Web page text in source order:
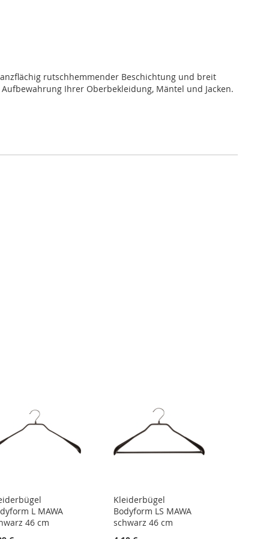
rutschhemmender Beschichtung und breit
Ihrer Oberbekleidung, Mäntel und Jacken.
L MAWA
46 cm
Kleiderbügel
Bodyform LS MAWA
schwarz 46 cm